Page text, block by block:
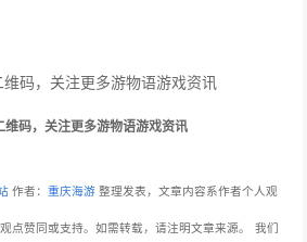
维码，关注更多游物语游戏资讯
作者：重庆海游 整理发表，文章内容系作者个人观
点赞同或支持。如需转载，请注明文章来源。 我们